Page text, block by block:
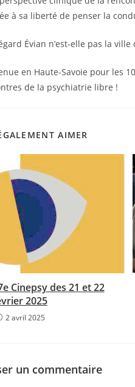
à sa liberté de penser la
Évian n’est-elle pas la
en Haute-Savoie pour les
de la psychiatrie libre !
AIMER
Cinepsy des 21 et 22
2025
2 avril 2025
un commentaire